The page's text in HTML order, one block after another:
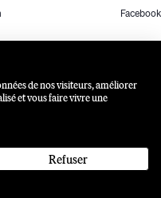
MTL
Facebook
de nos visiteurs, améliorer
et vous faire vivre une
Refuser